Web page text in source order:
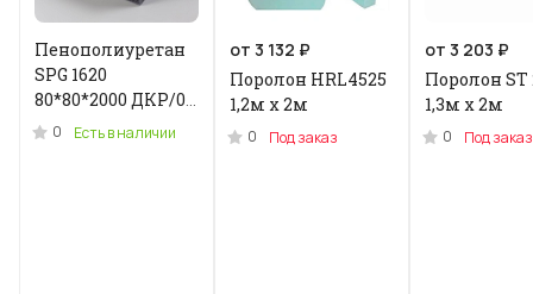
Пенополиуретан
SPG 1620
80*80*2000 ДКР/0.2
кг .N-3955U
0 Есть в наличии
от 3 132 ₽
Поролон HRL4525
1,2м x 2м
0 Под заказ
от 3 203 ₽
Поролон ST
1,3м х 2м
0 Под заказ